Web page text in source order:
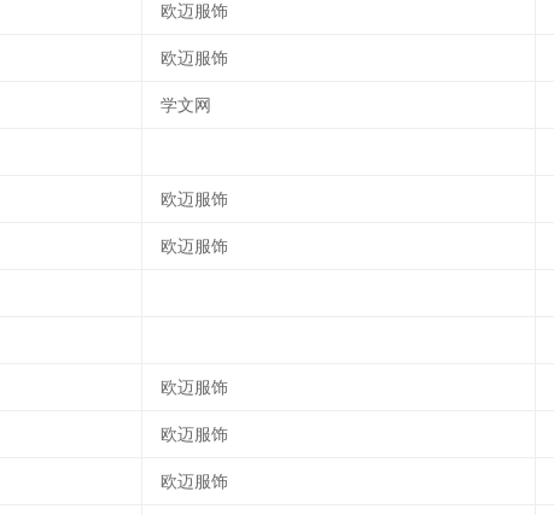
欧迈服饰
欧迈服饰
学文网
欧迈服饰
欧迈服饰
欧迈服饰
欧迈服饰
欧迈服饰